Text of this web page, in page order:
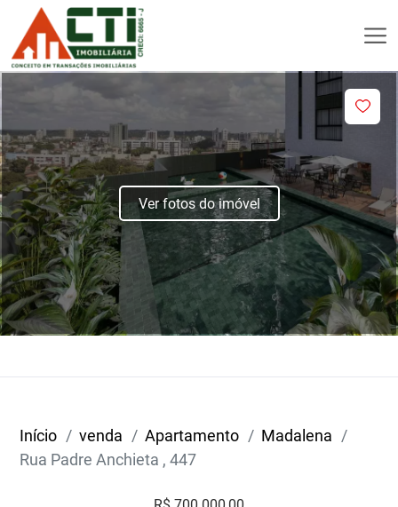
Ver fotos do imóvel
Início venda Apartamento
Madalena
Rua Padre Anchieta , 447